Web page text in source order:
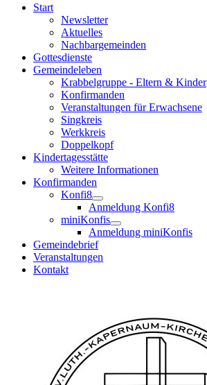
Start
Newsletter
Aktuelles
Nachbargemeinden
Gottesdienste
Gemeindeleben
Krabbelgruppe - Eltern & Kinder
Konfirmanden
Veranstaltungen für Erwachsene
Singkreis
Werkkreis
Doppelkopf
Kindertagesstätte
Weitere Informationen
Konfirmanden
Konfi8
Anmeldung Konfi8
miniKonfis
Anmeldung miniKonfis
Gemeindebrief
Veranstaltungen
Kontakt